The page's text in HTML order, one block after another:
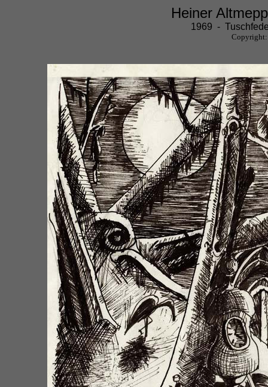
Heiner
1969 -